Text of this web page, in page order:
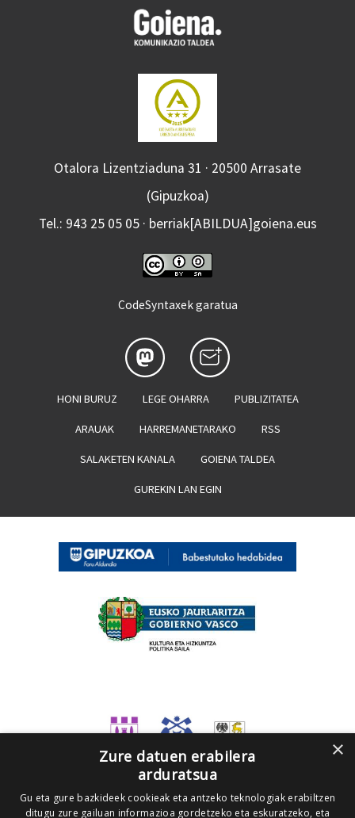
Otalora Lizentziaduna 31 · 20500 Arrasate
(Gipuzkoa)
Tel.: 943 25 05 05 · berriak[ABILDUA]goiena.eus
CodeSyntaxek garatua
HONI BURUZ LEGE OHARRA PUBLIZITATEA
ARAUAK HARREMANETARAKO RSS
SALAKETEN KANALA GOIENA TALDEA
GUREKIN LAN EGIN
×
Zure datuen erabilera
arduratsua
Gu eta gure bazkideek cookieak eta antzeko teknologiak erabiltzen
ditugu zure gailuan informazioa gordetzeko eta eskuratzeko, eta